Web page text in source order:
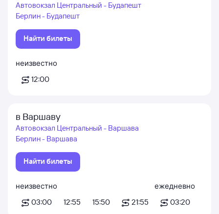
Автовокзал Центральный - Будапешт
Берлин - Будапешт
Найти билеты
неизвестно
12:00
в Варшаву
Автовокзал Центральный - Варшава
Берлин - Варшава
Найти билеты
неизвестно
03:00
12:55 15:50 21:55
ежедневно
03:20